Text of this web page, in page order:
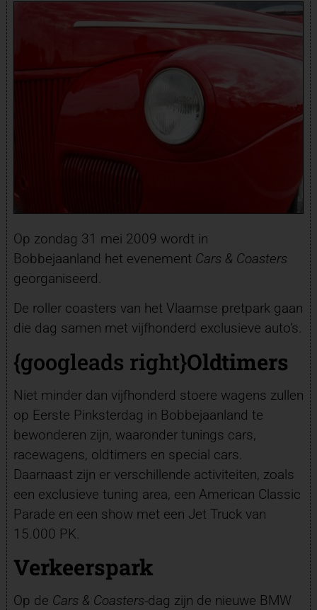
Op zondag 31 mei 2009 wordt in
Bobbejaanland het evenement Cars & Coasters
georganiseerd.
De roller coasters van het Vlaamse pretpark gaan
die dag samen met vijfhonderd exclusieve auto’s.
{googleads right}Oldtimers
Niet minder dan vijfhonderd stoere wagens zullen
op Eerste Pinksterdag in Bobbejaanland te
bewonderen zijn, waaronder tunings cars,
racewagens, oldtimers en special cars.
Daarnaast zijn er verschillende activiteiten, zoals
een exclusieve tuning area, een American Classic
Parade en een show met een Jet Truck van
15.000 PK.
Verkeerspark
Op de Cars & Coasters-dag zijn de nieuwe BMW